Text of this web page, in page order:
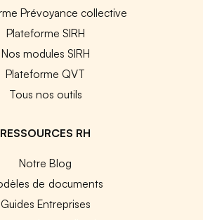
Prévoyance collective
Plateforme SIRH
Nos modules SIRH
Plateforme QVT
Tous nos outils
RESSOURCES RH
Notre Blog
de documents
Guides Entreprises